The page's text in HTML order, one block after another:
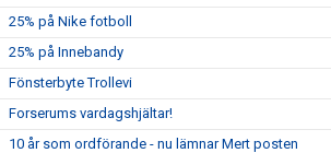
25% på Nike fotboll
25% på Innebandy
Fönsterbyte Trollevi
Forserums vardagshjältar!
10 år som ordförande - nu lämnar Mert posten